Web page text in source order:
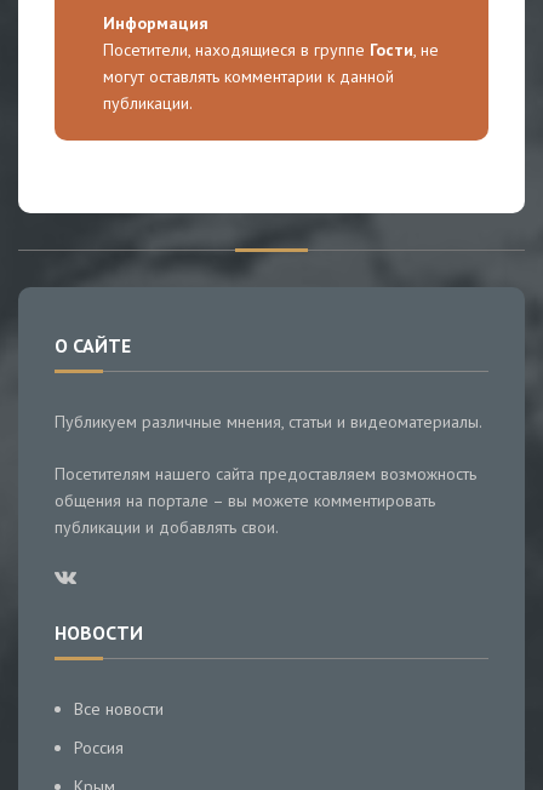
Информация
Посетители, находящиеся в группе Гости, не
могут оставлять комментарии к данной
публикации.
О САЙТЕ
Публикуем различные мнения, статьи и видеоматериалы.
Посетителям нашего сайта предоставляем возможность
общения на портале – вы можете комментировать
публикации и добавлять свои.
НОВОСТИ
Все новости
Россия